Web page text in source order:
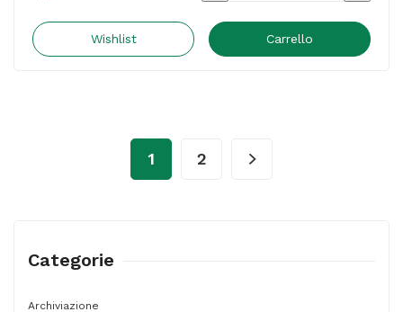
-
Wishlist Carrello
1 2
Categorie
Archiviazione